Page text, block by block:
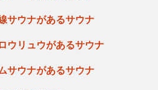
サウナがあるサウナ
ウリュウがあるサウナ
サウナがあるサウナ